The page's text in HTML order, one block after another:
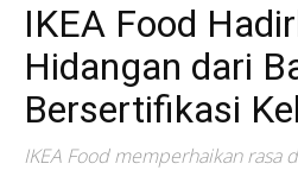
IKEA Food
Hidangan dari
Bersertifikasi
IKEA Food memperhaikan rasa